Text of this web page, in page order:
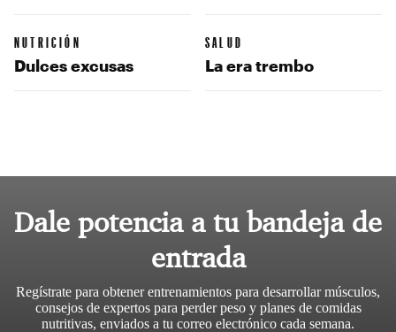
NUTRICIÓN
Dulces excusas
SALUD
La era trembo
Dale potencia a tu bandeja de
entrada
Regístrate para obtener entrenamientos para desarrollar músculos,
consejos de expertos para perder peso y planes de comidas
nutritivas, enviados a tu correo electrónico cada semana.